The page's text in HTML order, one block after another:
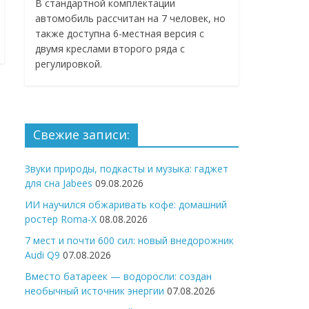
В стандартной комплектации
автомобиль рассчитан на 7 человек, но
также доступна 6-местная версия с
двумя креслами второго ряда с
регулировкой.
Свежие записи:
Звуки природы, подкасты и музыка: гаджет
для сна Jabees 09.08.2026
ИИ научился обжаривать кофе: домашний
ростер Roma-X 08.08.2026
7 мест и почти 600 сил: новый внедорожник
Audi Q9 07.08.2026
Вместо батареек — водоросли: создан
необычный источник энергии 07.08.2026